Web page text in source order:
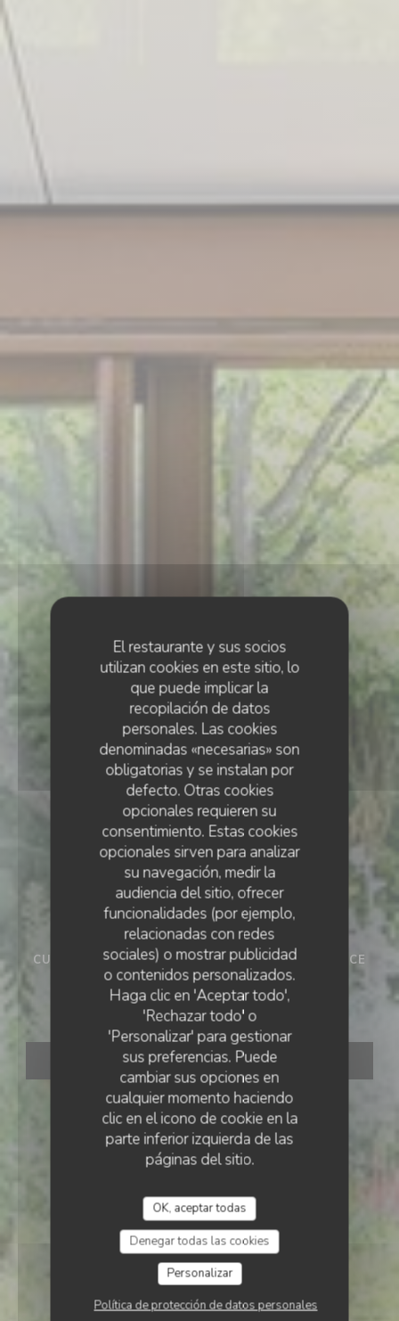
El restaurante y sus socios
utilizan cookies en este sitio, lo
que puede implicar la
recopilación de datos
personales. Las cookies
denominadas «necesarias» son
obligatorias y se instalan por
defecto. Otras cookies
opcionales requieren su
consentimiento. Estas cookies
opcionales sirven para analizar
su navegación, medir la
audiencia del sitio, ofrecer
funcionalidades (por ejemplo,
relacionadas con redes
sociales) o mostrar publicidad
o contenidos personalizados.
Haga clic en 'Aceptar todo',
'Rechazar todo' o
'Personalizar' para gestionar
sus preferencias. Puede
cambiar sus opciones en
cualquier momento haciendo
clic en el icono de cookie en la
parte inferior izquierda de las
páginas del sitio.
OK, aceptar todas
Denegar todas las cookies
Personalizar
Política de protección de datos personales
CUISINE INVENTIVE• SAINT-RÉMY-DE-PROVENCE
La Table d'Yvan
RESERVAR UNA MESA
LA TABLE D'YVAN